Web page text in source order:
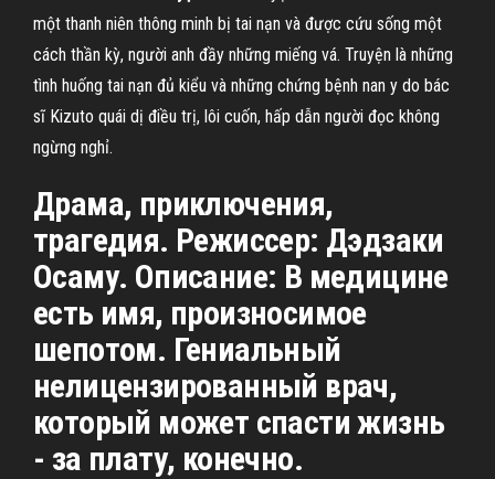
một thanh niên thông minh bị tai nạn và được cứu sống một
cách thần kỳ, người anh đầy những miếng vá. Truyện là những
tình huống tai nạn đủ kiểu và những chứng bệnh nan y do bác
sĩ Kizuto quái dị điều trị, lôi cuốn, hấp dẫn người đọc không
ngừng nghỉ.
Драма, приключения,
трагедия. Режиссер: Дэдзаки
Осаму. Описание: В медицине
есть имя, произносимое
шепотом. Гениальный
нелицензированный врач,
который может спасти жизнь
- за плату, конечно.